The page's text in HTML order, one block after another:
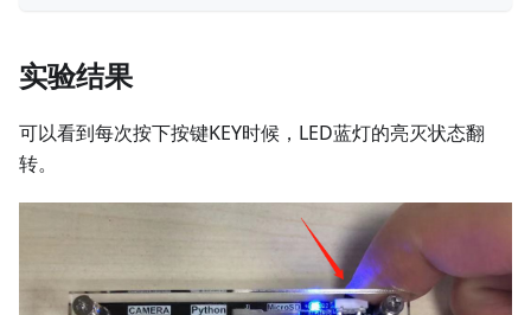
实验结果
可以看到每次按下按键KEY时候，LED蓝灯的亮灭状态翻
转。